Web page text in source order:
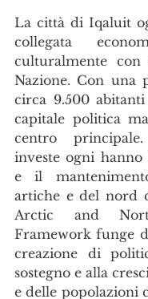
La città di Iqaluit
collegata
culturalmente
Nazione. Con una
circa 9.500
capitale politica
centro
investe ogni
e il
artiche e del nord
Arctic and
Framework funge
creazione di
sostegno e alla
e delle popolazioni